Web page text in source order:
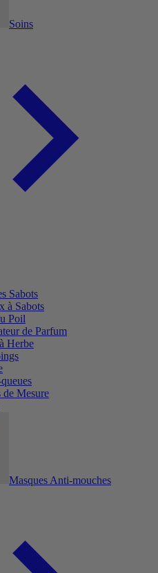
Soins
Sabots
à Sabots
Poil
de Parfum
Herbe
de Mesure
Masques Anti-mouches